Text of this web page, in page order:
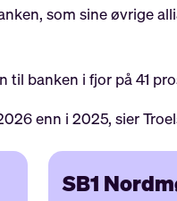
som sine øvrige
banken i fjor på 41
enn i 2025, sier
SB1